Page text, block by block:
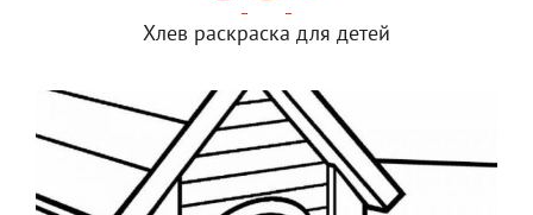
Хлев раскраска для детей